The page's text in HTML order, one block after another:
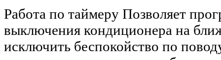
Работа по таймеру Позволяет
выключения кондиционера на
исключить беспокойство по